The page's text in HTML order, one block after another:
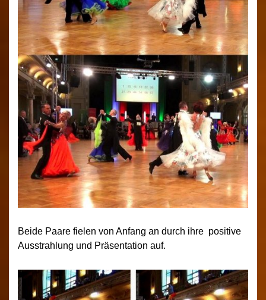
Beide Paare fielen von Anfang an durch ihre positive
Ausstrahlung und Präsentation auf.